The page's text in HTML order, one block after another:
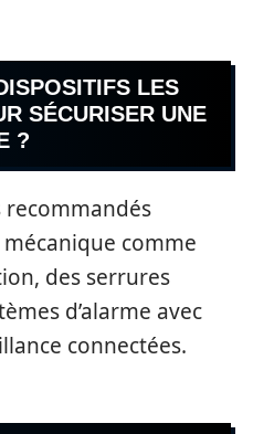
LES
SÉCURISER UNE
?
recommandés
comme
des serrures
d’alarme avec
connectées.